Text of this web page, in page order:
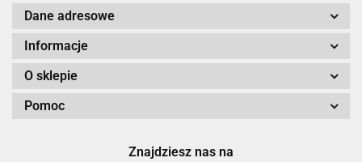
Dane adresowe
Informacje
O sklepie
Pomoc
Znajdziesz nas na